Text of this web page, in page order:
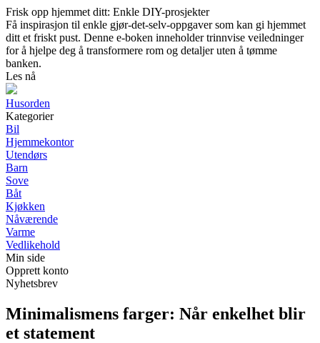
Frisk opp hjemmet ditt: Enkle DIY-prosjekter
Få inspirasjon til enkle gjør-det-selv-oppgaver som kan gi hjemmet
ditt et friskt pust. Denne e-boken inneholder trinnvise veiledninger
for å hjelpe deg å transformere rom og detaljer uten å tømme
banken.
Les nå
Husorden
Kategorier
Bil
Hjemmekontor
Utendørs
Barn
Sove
Båt
Kjøkken
Nåværende
Varme
Vedlikehold
Min side
Opprett konto
Nyhetsbrev
Minimalismens farger: Når enkelhet blir
et statement